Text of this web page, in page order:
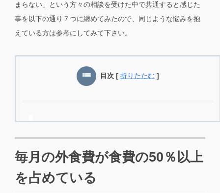
まらない」という方々の相談を受けた中で共通すると感じた
事を以下の通り７つに纏めてみたので、同じような悩みを抱
えている方は参考にしてみて下さい。
目次 [ 折りたたむ ]
毎月の外食費が食費の50％以上
を占めている